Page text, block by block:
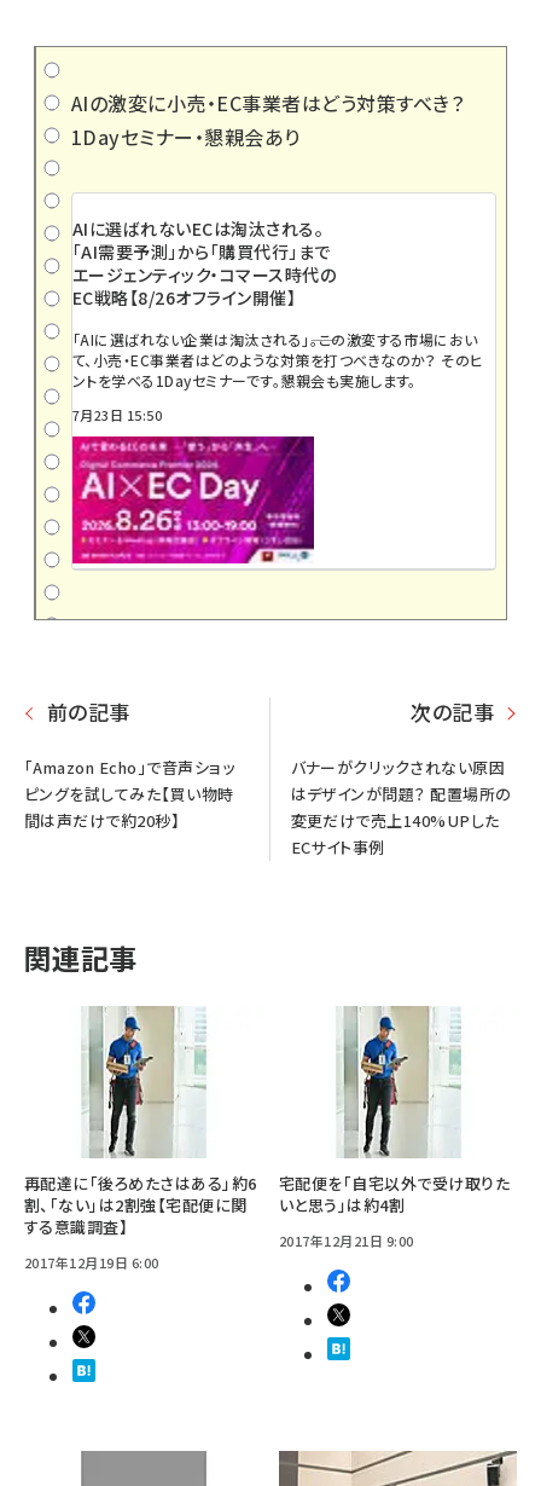
AIの激変に小売・EC事業者はどう対策すべき？
1Dayセミナー・懇親会あり
AIに選ばれないECは淘汰される。
「AI需要予測」から「購買代行」まで
エージェンティック・コマース時代の
EC戦略【8/26オフライン開催】
「AIに選ばれない企業は淘汰される」――。この激変する市場におい
て、小売・EC事業者はどのような対策を打つべきなのか？ そのヒ
ントを学べる1Dayセミナーです。懇親会も実施します。
7月23日 15:50
前の記事
「Amazon Echo」で音声ショッ
ピングを試してみた【買い物時
間は声だけで約20秒】
次の記事
バナーがクリックされない原因
はデザインが問題？ 配置場所の
変更だけで売上140%UPした
ECサイト事例
関連記事
再配達に「後ろめたさはある」約6
割、「ない」は2割強【宅配便に関
する意識調査】
2017年12月19日 6:00
宅配便を「自宅以外で受け取りた
いと思う」は約4割
2017年12月21日 9:00